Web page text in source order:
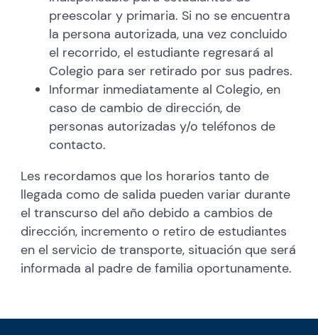
preescolar y primaria. Si no se encuentra
la persona autorizada, una vez concluido
el recorrido, el estudiante regresará al
Colegio para ser retirado por sus padres.
Informar inmediatamente al Colegio, en
caso de cambio de dirección, de
personas autorizadas y/o teléfonos de
contacto.
Les recordamos que los horarios tanto de
llegada como de salida pueden variar durante
el transcurso del año debido a cambios de
dirección, incremento o retiro de estudiantes
en el servicio de transporte, situación que será
informada al padre de familia oportunamente.